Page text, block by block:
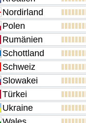
Nordirland
Polen
Rumänien
Schottland
Schweiz
Slowakei
Türkei
Ukraine